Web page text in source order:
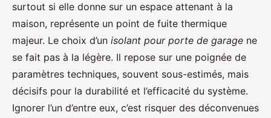
surtout si elle donne sur un espace attenant à la
maison, représente un point de fuite thermique
majeur. Le choix d’un isolant pour porte de garage ne
se fait pas à la légère. Il repose sur une poignée de
paramètres techniques, souvent sous-estimés, mais
décisifs pour la durabilité et l’efficacité du système.
Ignorer l’un d’entre eux, c’est risquer des déconvenues